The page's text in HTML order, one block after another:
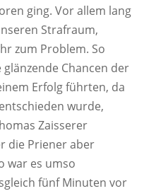
ging. Vor allem lang
Strafraum,
zum Problem. So
Chancen der
Erfolg führten, da
wurde,
Zaisserer
die Priener aber
war es umso
fünf Minuten vor